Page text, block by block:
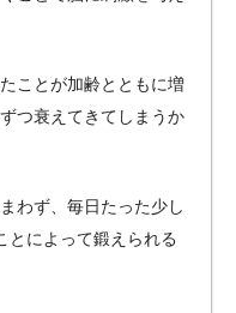
ことが加齢とともに増
つ衰えてきてしまうか
わず、毎日たった少し
とによって鍛えられる